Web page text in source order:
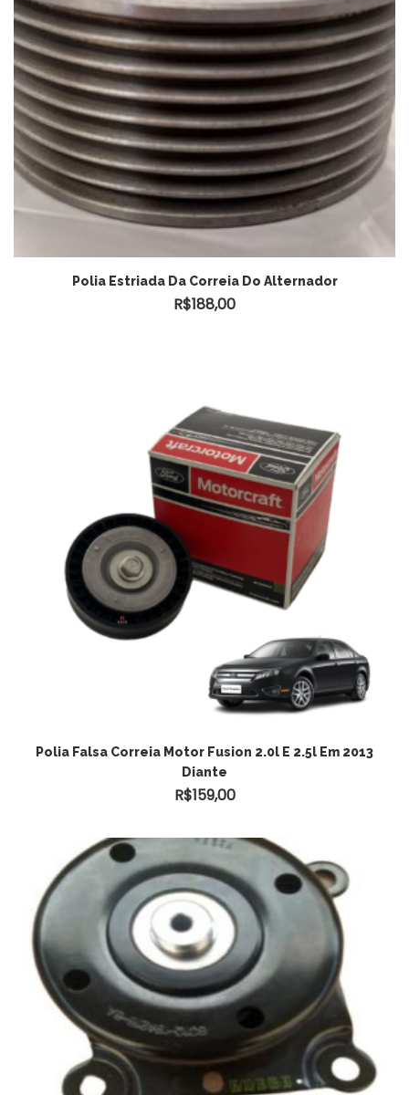
Polia Estriada Da Correia Do Alternador
R$188,00
Polia Falsa Correia Motor Fusion 2.0l E 2.5l Em 2013
Diante
R$159,00